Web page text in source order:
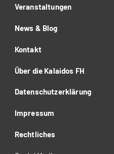
Veranstaltungen
News & Blog
Kontakt
Über die Kalaidos FH
Datenschutzerklärung
Impressum
Rechtliches